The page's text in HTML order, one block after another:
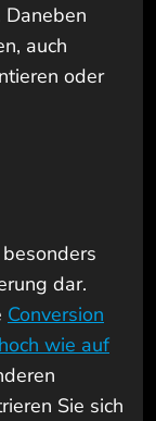
Daneben
auch
oder
dar.
Conversion
wie auf
Sie sich